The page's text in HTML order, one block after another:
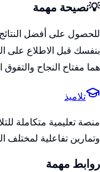
💡نصيحة مهمة
للحصول على أفضل
بنفسك قبل الاطلاع على
هما مفتاح النجاح والتفوق
تلاميذ
منصة تعليمية متكاملة
وتمارين تفاعلية لمختلف
روابط مهمة